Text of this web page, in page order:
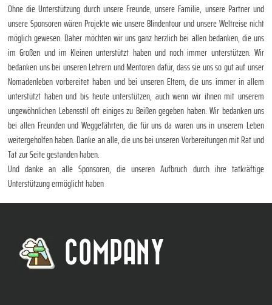
Ohne die Unterstützung durch unsere Freunde, unsere Familie, unsere Partner und
unsere Sponsoren wären Projekte wie unsere Blindentour und unsere Weltreise nicht
möglich gewesen. Daher möchten wir uns ganz herzlich bei allen bedanken, die uns
im Großen und im Kleinen unterstützt haben und noch immer unterstützen. Wir
bedanken uns bei unseren Lehrern und Mentoren dafür, dass sie uns so gut auf unser
Nomadenleben vorbereitet haben und bei unseren Eltern, die uns immer in allem
unterstützt haben und bis heute unterstützen, auch wenn wir ihnen mit unserem
ungewöhnlichen Lebensstil oft einiges zu Beißen gegeben haben. Wir bedanken uns
bei allen Freunden und Weggefährten, die für uns da waren uns in unserem Leben
weitergeholfen haben. Danke an alle, die uns bei unseren Vorbereitungen mit Rat und
Tat zur Seite gestanden haben.
Und danke an alle Sponsoren, die unseren Aufbruch durch ihre tatkräftige
Unterstützung ermöglicht haben
COMPANY